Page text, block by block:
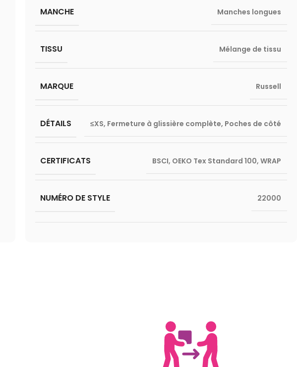
MANCHE Manches longues
TISSU Mélange de tissu
MARQUE Russell
DÉTAILS ≤XS, Fermeture à glissière complète, Poches de côté
CERTIFICATS BSCI, OEKO Tex Standard 100, WRAP
NUMÉRO DE STYLE 22000